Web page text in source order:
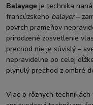
Balayage je technika
francúzskeho balayer–
povrch prameňov
prirodzené zosvetlenie
prechod nie je súvislý –
nepravidelne po celej
plynulý prechod z ombré
Viac o rôznych